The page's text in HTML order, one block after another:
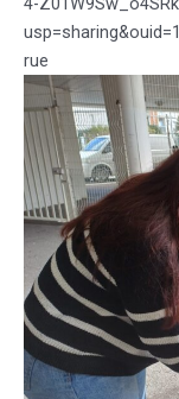
rue